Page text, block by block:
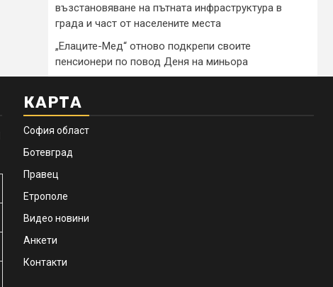
възстановяване на пътната инфраструктура в
града и част от населените места
„Елаците-Мед“ отново подкрепи своите
пенсионери по повод Деня на миньора
КАРТА
София област
Ботевград
Правец
Етрополе
Видео новини
Анкети
Контакти